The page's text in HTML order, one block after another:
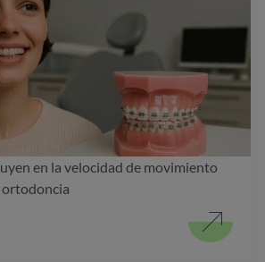
en la velocidad de movimiento
ortodoncia